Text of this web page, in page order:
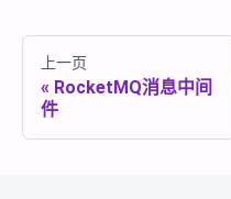
上一页
RocketMQ消息中间
件